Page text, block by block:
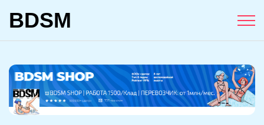
BDSM